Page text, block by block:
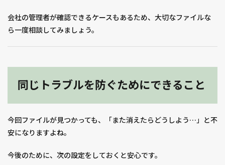
会社の管理者が確認できるケースもあるため、大切なファイルな
ら一度相談してみましょう。
同じトラブルを防ぐためにできること
今回ファイルが見つかっても、「また消えたらどうしよう…」と不
安になりますよね。
今後のために、次の設定をしておくと安心です。